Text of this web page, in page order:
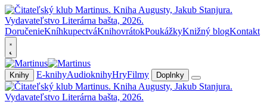
DoručenieKníhkupectváKnihovrátokPoukážkyKnižný blogKontakt
Knihy E-knihyAudioknihyHryFilmy Doplnky